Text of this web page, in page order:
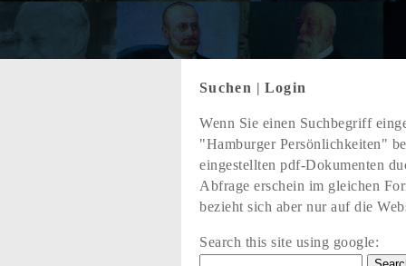
Suchen | Login
Wenn Sie einen Suchbegriff
"Hamburger Persönlichkeiten"
eingestellten pdf-Dokumenten
Abfrage erschein im gleichen
bezieht sich aber nur auf die
Search this site using google: